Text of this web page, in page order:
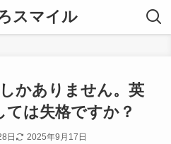
スマイル
かありません。英
ては失格ですか？
日 2025年9月17日